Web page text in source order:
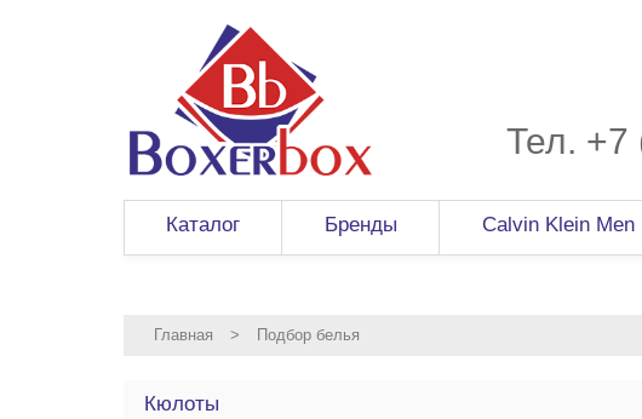
Тел. +7
Каталог Бренды Calvin Klein Men
Главная > Подбор белья
Кюлоты